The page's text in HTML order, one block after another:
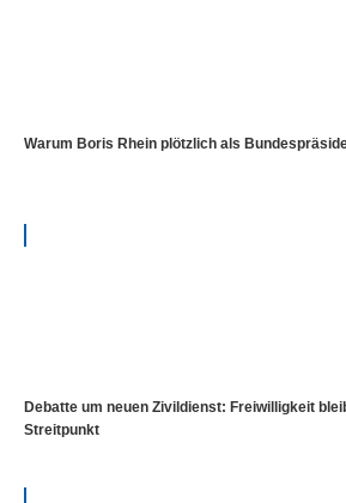
Warum Boris Rhein plötzlich als
Debatte um neuen Zivildienst: Freiwilligkeit
Streitpunkt